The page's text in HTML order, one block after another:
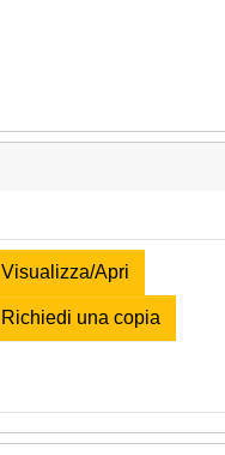
Visualizza/Apri
Richiedi una copia